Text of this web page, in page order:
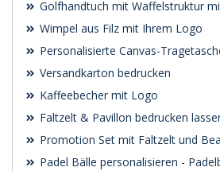
Golfhandtuch mit Waffelstruktur
Wimpel aus Filz mit Ihrem Logo
Personalisierte Canvas-
Versandkarton bedrucken
Kaffeebecher mit Logo
Faltzelt & Pavillon bedrucken
Promotion Set mit Faltzelt und
Padel Bälle personalisieren -